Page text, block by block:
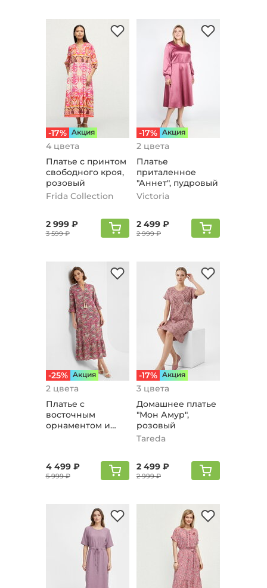
-17% Aкция
4 цвета
Платье с принтом
свoбодного кроя,
розовый
Frida Collection
2 999 ₽
3 599 ₽
-17% Aкция
2 цвета
Платье
приталенное
"Аннет", пудровый
Victoria
2 499 ₽
2 999 ₽
-25% Aкция
2 цвета
Платье с
восточным
орнаментом и
4 499 ₽
5 999 ₽
-17% Aкция
3 цвета
Домашнее платье
"Мон Амур",
розовый
Tareda
2 499 ₽
2 999 ₽